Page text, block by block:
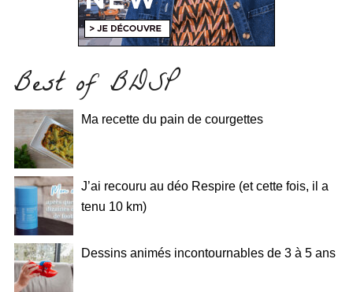
Best of BDSP
Ma recette du pain de courgettes
J’ai recouru au déo Respire (et cette fois, il a
tenu 10 km)
Dessins animés incontournables de 3 à 5 ans